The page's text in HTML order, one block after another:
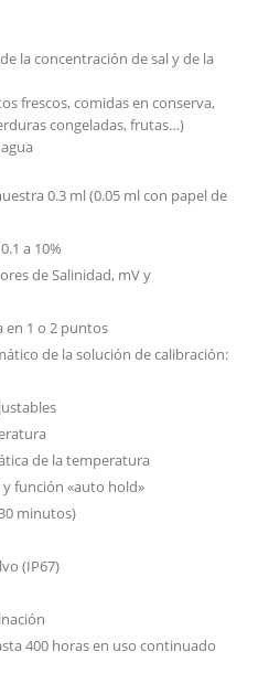
la concentración de sal y de la
frescos, comidas en conserva,
congeladas, frutas…)
0.3 ml (0.05 ml con papel de
a 10%
de Salinidad, mV y
en 1 o 2 puntos
de la solución de calibración:
de la temperatura
función «auto hold»
minutos)
(IP67)
400 horas en uso continuado